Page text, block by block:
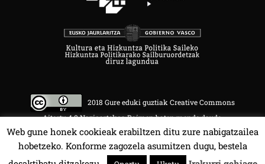
2018 Gure eduki guztiak Creative Commons
Aitortu 4.0 Nazioartekoa Baimen baten mende daude.
Web gune honek cookieak erabiltzen ditu zure nabigatzailea
hobetzeko. Konforme zagozela asumitzen dugu, bestela